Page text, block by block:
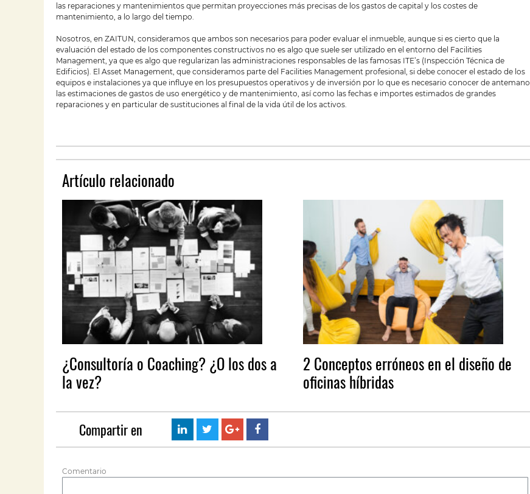
las reparaciones y mantenimientos que permitan proyecciones más precisas de los gastos de capital y los costes de
mantenimiento, a lo largo del tiempo.
Nosotros, en ZAITUN, consideramos que ambos son necesarios para poder evaluar el inmueble, aunque si es cierto que la
evaluación del estado de los componentes constructivos no es algo que suele ser utilizado en el entorno del Facilities
Management, ya que es algo que regularizan las administraciones responsables de las famosas ITE’s (Inspección Técnica de
Edificios). El Asset Management, que consideramos parte del Facilities Management profesional, si debe conocer el estado de los
equipos e instalaciones ya que influye en los presupuestos operativos y de inversión por lo que es necesario conocer de antemano
las estimaciones de gastos de uso energético y de mantenimiento, así como las fechas e importes estimados de grandes
reparaciones y en particular de sustituciones al final de la vida útil de los activos.
Artículo relacionado
¿Consultoría o Coaching? ¿O los dos a
la vez?
2 Conceptos erróneos en el diseño de
oficinas híbridas
Compartir en
Comentario